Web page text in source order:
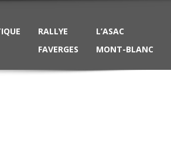
RALLYE
FAVERGES
L’ASAC
MONT-BLANC